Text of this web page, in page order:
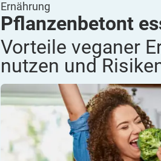
Ernährung
Pflanzenbetont
Vorteile veganer
nutzen und